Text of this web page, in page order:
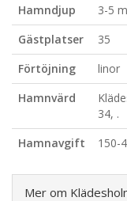
Hamndjup
3-5 m
Gästplatser
35
Förtöjning
linor
Hamnvärd
34, .
Hamnavgift
150-
Mer om